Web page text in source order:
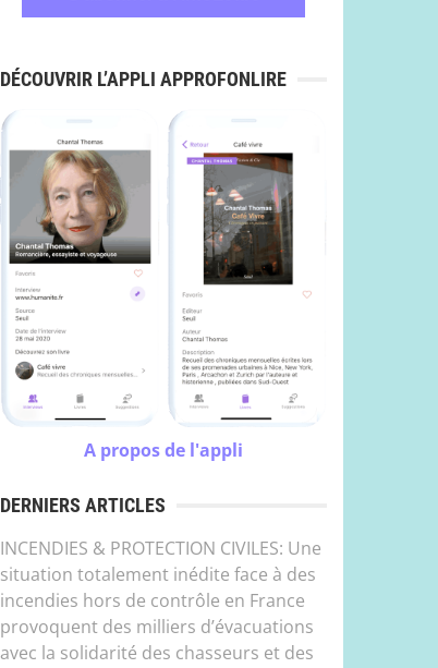
DÉCOUVRIR L’APPLI APPROFONLIRE
A propos de l'appli
DERNIERS ARTICLES
INCENDIES & PROTECTION CIVILES: Une
situation totalement inédite face à des
incendies hors de contrôle en France
provoquent des milliers d’évacuations
avec la solidarité des chasseurs et des